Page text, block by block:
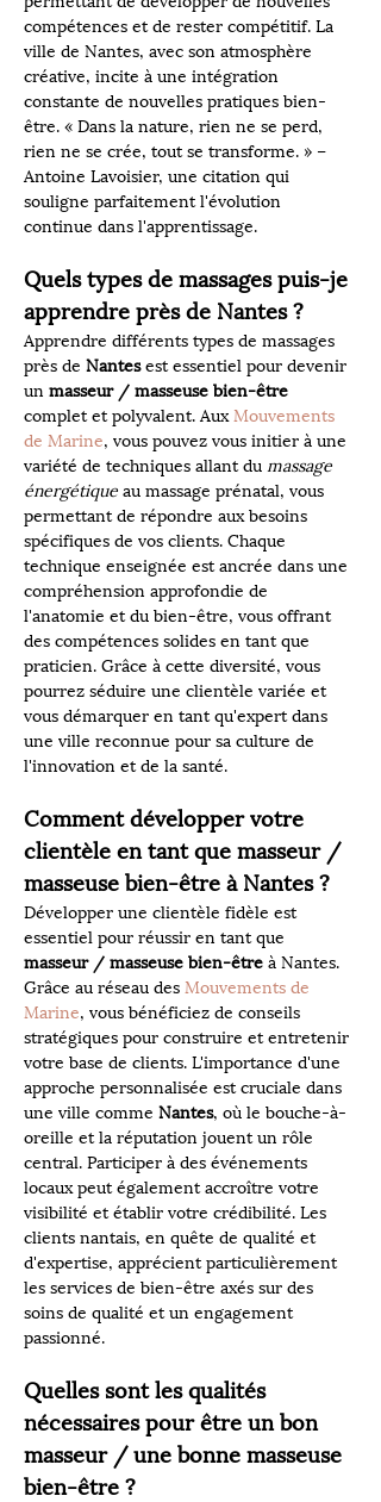
compétences et de rester compétitif. La
ville de Nantes, avec son atmosphère
créative, incite à une intégration
constante de nouvelles pratiques bien-
être. « Dans la nature, rien ne se perd,
rien ne se crée, tout se transforme. » –
Antoine Lavoisier, une citation qui
souligne parfaitement l'évolution
continue dans l'apprentissage.
Quels types de massages puis-je
apprendre près de Nantes ?
Apprendre différents types de massages
près de Nantes est essentiel pour devenir
un masseur / masseuse bien-être
complet et polyvalent. Aux Mouvements
de Marine, vous pouvez vous initier à une
variété de techniques allant du massage
énergétique au massage prénatal, vous
permettant de répondre aux besoins
spécifiques de vos clients. Chaque
technique enseignée est ancrée dans une
compréhension approfondie de
l'anatomie et du bien-être, vous offrant
des compétences solides en tant que
praticien. Grâce à cette diversité, vous
pourrez séduire une clientèle variée et
vous démarquer en tant qu'expert dans
une ville reconnue pour sa culture de
l'innovation et de la santé.
Comment développer votre
clientèle en tant que masseur /
masseuse bien-être à Nantes ?
Développer une clientèle fidèle est
essentiel pour réussir en tant que
masseur / masseuse bien-être à Nantes.
Grâce au réseau des Mouvements de
Marine, vous bénéficiez de conseils
stratégiques pour construire et entretenir
votre base de clients. L'importance d'une
approche personnalisée est cruciale dans
une ville comme Nantes, où le bouche-à-
oreille et la réputation jouent un rôle
central. Participer à des événements
locaux peut également accroître votre
visibilité et établir votre crédibilité. Les
clients nantais, en quête de qualité et
d'expertise, apprécient particulièrement
les services de bien-être axés sur des
soins de qualité et un engagement
passionné.
Quelles sont les qualités
nécessaires pour être un bon
masseur / une bonne masseuse
bien-être ?